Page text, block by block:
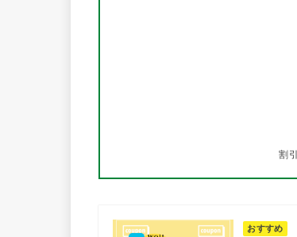
割
おすすめ